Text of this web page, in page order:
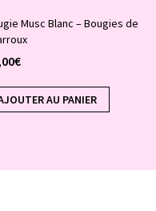
Musc Blanc – Bougies de
€
AU PANIER